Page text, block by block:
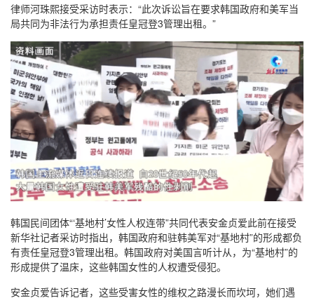
律师河珠熙接受采访时表示：“此次诉讼旨在要求韩国政府和美军当
局共同为非法行为承担责任皇冠登3管理出租。”
韩国民间团体“‘基地村’女性人权连带”共同代表安金贞爱此前在接受
新华社记者采访时指出，韩国政府和驻韩美军对“基地村”的形成都负
有责任皇冠登3管理出租。韩国政府对美国言听计从，为“基地村”的
形成提供了温床，这些韩国女性的人权遭受侵犯。
安金贞爱告诉记者，这些受害女性的维权之路漫长而坎坷，她们遇